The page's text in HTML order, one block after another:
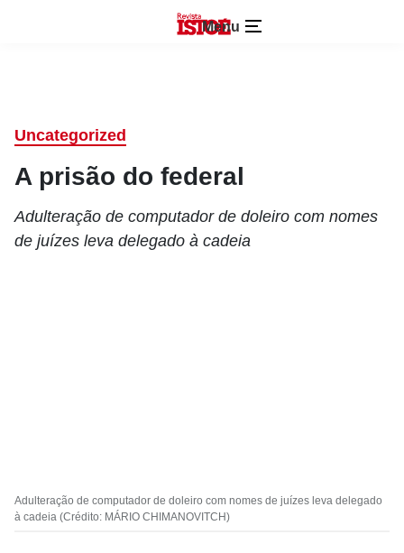
Menu
Uncategorized
A prisão do federal
Adulteração de computador de doleiro com nomes
de juízes leva delegado à cadeia
Adulteração de computador de doleiro com nomes de juízes leva delegado
à cadeia (Crédito: MÁRIO CHIMANOVITCH)